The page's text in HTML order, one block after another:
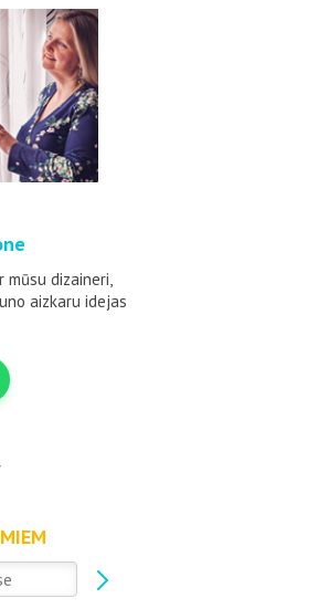
mūsu dizaineri,
aizkaru idejas